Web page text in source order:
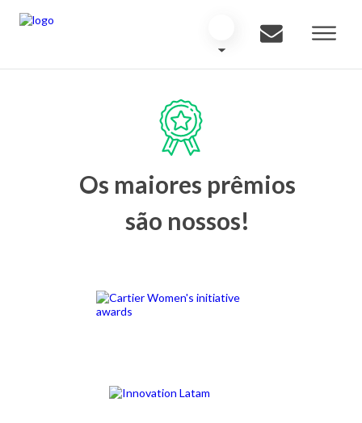
Os maiores prêmios
são nossos!